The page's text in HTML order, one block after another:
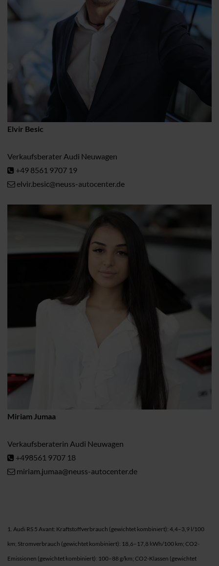
Elvir Besic
Verkaufsberater Audi Neuwagen
+49 8561 9707 19
elvir.besic@neuss-autocenter.de
Miriam Jumaa
Verkaufsberaterin Audi Neuwagen
+498561 9707 18
miriam.jumaa@neuss-autocenter.de
1. Audi RS 5 Avant: Kraftstoffverbrauch (gewichtet kombiniert): 4,4–3,9 l/100
km; Stromverbrauch (gewichtet kombiniert): 18,6–17,8 kWh/100 km; CO2-
Emissionen (gewichtet kombiniert): 100–88 g/km; CO2-Klassen (gewichtet